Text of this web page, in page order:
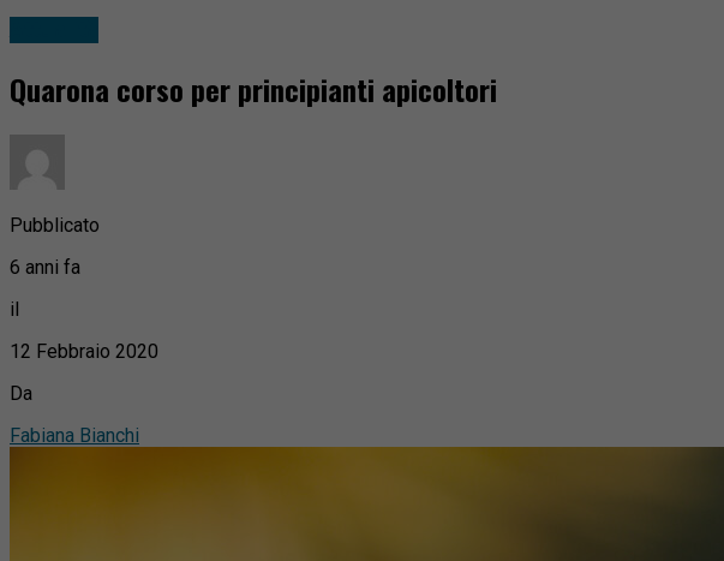
Quarona corso per principianti apicoltori
Pubblicato
6 anni fa
il
12 Febbraio 2020
Da
Fabiana Bianchi